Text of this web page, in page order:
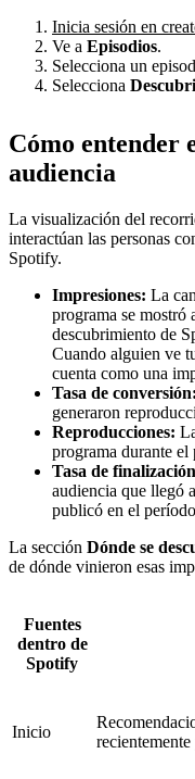
Inicia sesión en
Ve a Episodios.
Selecciona un
Selecciona
Cómo entender
audiencia
La visualización del
interactúan las personas
Spotify.
Impresiones: La
programa se mostró
descubrimiento de
Cuando alguien ve
cuenta como una
Tasa de conversión:
generaron
Reproducciones:
programa durante el
Tasa de
audiencia que llegó
publicó en el
La sección Dónde se
de dónde vinieron esas
Fuentes
dentro de
Spotify
Inicio